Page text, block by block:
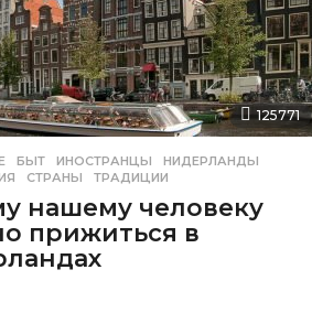
125771
БЫТ ,ИНОСТРАНЦЫ ,НИДЕРЛАНДЫ
,СТРАНЫ ,ТРАДИЦИИ
нашему человеку
прижиться в